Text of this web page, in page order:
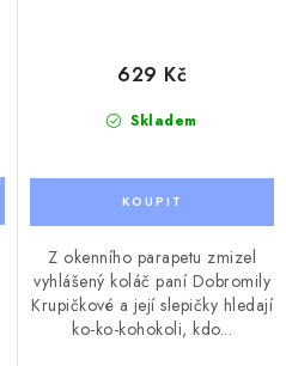
Skladem
629 Kč
Z okenního parapetu zmizel
vyhlášený koláč paní Dobromily
Krupičkové a její slepičky hledají
ko-ko-kohokoli, kdo...